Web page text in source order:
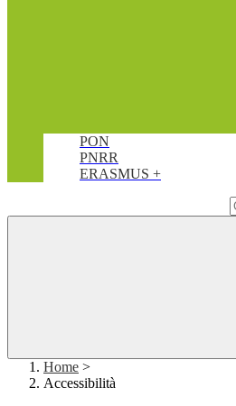
PON
PNRR
ERASMUS +
Home >
Accessibilità